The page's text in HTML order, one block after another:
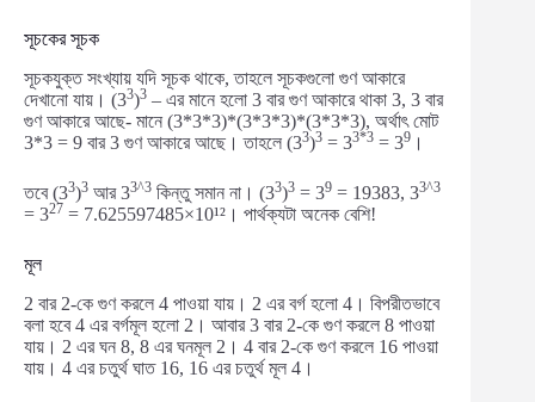
সূচকের সূচক
সূচকযুক্ত সংখ্যায় যদি সূচক থাকে, তাহলে সূচকগুলো গুণ আকারে
দেখানো যায়। (33)3 – এর মানে হলো 3 বার গুণ আকারে থাকা 3, 3 বার
গুণ আকারে আছে- মানে (3*3*3)*(3*3*3)*(3*3*3), অর্থাৎ মোট
3*3 = 9 বার 3 গুণ আকারে আছে। তাহলে (33)3 = 33*3 = 39 ।
তবে (33)3 আর 33^3 কিন্তু সমান না। (33)3 = 39 = 19383, 33^3
= 327 = 7.625597485×10¹²। পার্থক্যটা অনেক বেশি!
মূল
2 বার 2-কে গুণ করলে 4 পাওয়া যায়। 2 এর বর্গ হলো 4। বিপরীতভাবে
বলা হবে 4 এর বর্গমূল হলো 2। আবার 3 বার 2-কে গুণ করলে 8 পাওয়া
যায়। 2 এর ঘন 8, 8 এর ঘনমূল 2। 4 বার 2-কে গুণ করলে 16 পাওয়া
যায়। 4 এর চতুর্থ ঘাত 16, 16 এর চতুর্থ মূল 4।